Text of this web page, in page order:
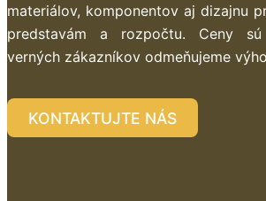
materiálov, komponentov aj dizajnu
predstavám a rozpočtu. Ceny
verných zákazníkov odmeňujeme
KONTAKTUJTE NÁS